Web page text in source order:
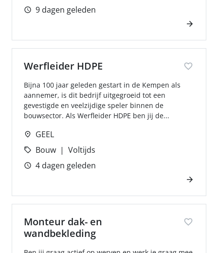
9 dagen geleden
Werfleider HDPE
Bijna 100 jaar geleden gestart in de Kempen als
aannemer, is dit bedrijf uitgegroeid tot een
gevestigde en veelzijdige speler binnen de
bouwsector. Als Werfleider HDPE ben jij de...
GEEL
Bouw
Voltijds
4 dagen geleden
Monteur dak- en
wandbekleding